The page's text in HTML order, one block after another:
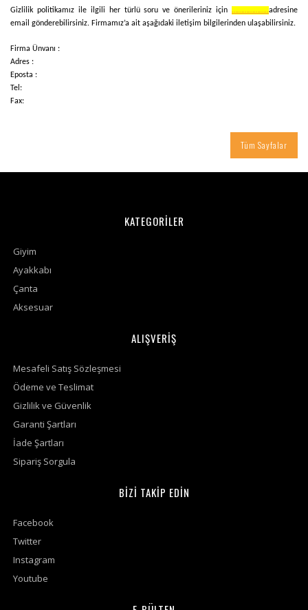
Gizlilik politikamız ile ilgili her türlü soru ve önerileriniz için ………………..adresine
email gönderebilirsiniz. Firmamız’a ait aşağıdaki iletişim bilgilerinden ulaşabilirsiniz.
Firma Ünvanı :
Adres :
Eposta :
Tel:
Fax:
Tüm Sayfalar
KATEGORİLER
Giyim
Ayakkabı
Çanta
Aksesuar
ALIŞVERİŞ
Mesafeli Satış Sözleşmesi
Ödeme ve Teslimat
Gizlilik ve Güvenlik
Garanti Şartları
İade Şartları
Sipariş Sorgula
BİZİ TAKİP EDİN
Facebook
Twitter
Instagram
Youtube